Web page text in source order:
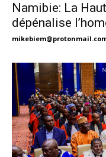
Namibie: La
dépénalise